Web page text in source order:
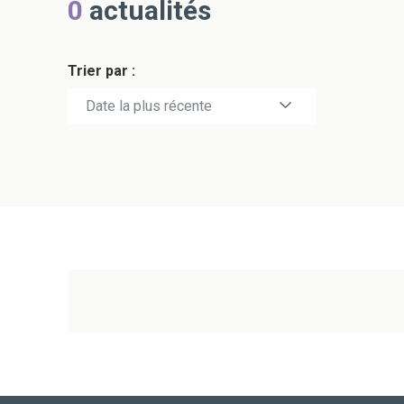
0 actualités
Trier par :
Date la plus récente